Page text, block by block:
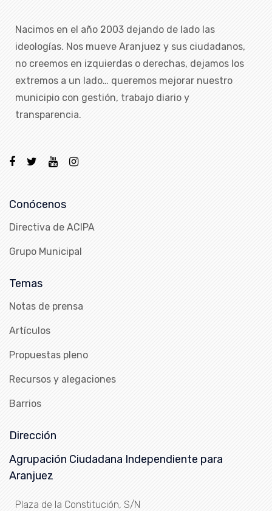
Nacimos en el año 2003 dejando de lado las
ideologías. Nos mueve Aranjuez y sus ciudadanos,
no creemos en izquierdas o derechas, dejamos los
extremos a un lado… queremos mejorar nuestro
municipio con gestión, trabajo diario y
transparencia.
Conócenos
Directiva de ACIPA
Grupo Municipal
Temas
Notas de prensa
Artículos
Propuestas pleno
Recursos y alegaciones
Barrios
Dirección
Agrupación Ciudadana Independiente para
Aranjuez
Plaza de la Constitución, S/N